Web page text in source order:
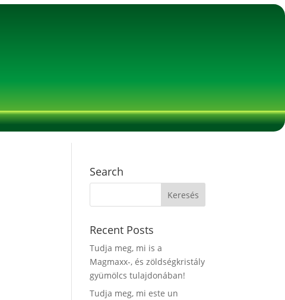
Search
Recent Posts
Tudja meg, mi is a
Magmaxx-, és zöldségkristály
gyümölcs tulajdonában!
Tudja meg, mi este un